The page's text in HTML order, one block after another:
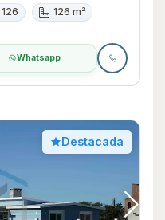
126 126 m²
Whatsapp
Destacada